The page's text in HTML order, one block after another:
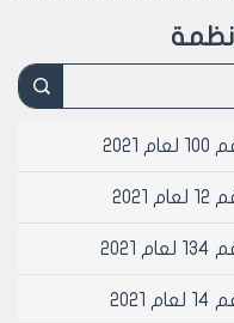
في كافه
60% من قاطني البناء وفي حال كان
مركز التدريب في
عندئذ تامين موافقه
مركز التدريب في